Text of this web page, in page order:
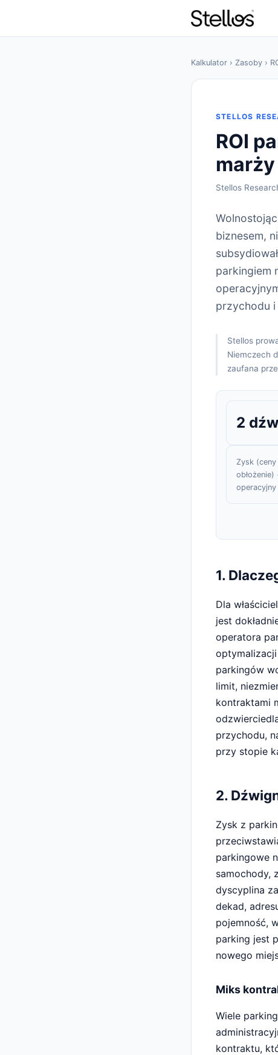
Kalkulator › Zasoby ›
STELLOS
ROI
Stellos
biznesem,
parkingiem
przychodu
Stellos
Niemczech
zaufana
2
Zysk (ceny
obłożenie)
operacyjny
1.
Dla
jest
operatora
parkingów
limit,
kontraktami
przychodu,
przy stopie
2.
Zysk z
parkingowe
samochody,
dyscyplina
dekad,
pojemność,
parking jest
nowego
Miks
Wiele
kontraktu,